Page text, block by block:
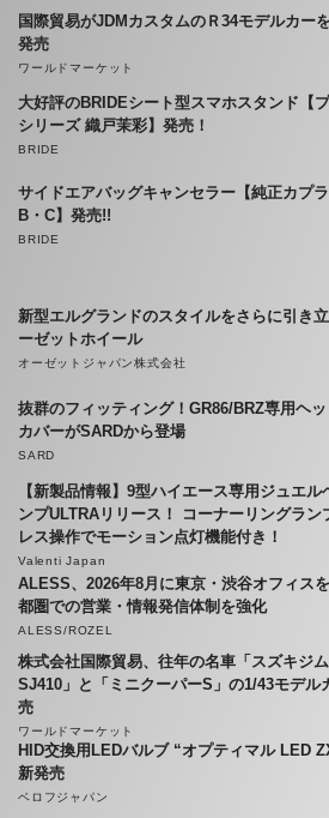
国際貿易がJDMカスタムのＲ34モデルカー
発売
ワールドマーケット
大好評のBRIDEシート型スマホスタンド【
シリーズ 織戸茉彩】発売！
BRIDE
サイドエアバッグキャンセラー【純正カプ
B・C】発売!!
BRIDE
新型エルグランドのスタイルをさらに引き
ーゼットホイール
オーゼットジャパン株式会社
抜群のフィッティング！GR86/BRZ専用ヘッ
カバーがSARDから登場
SARD
【新製品情報】9型ハイエース専用ジュエル
ンプULTRAリリース！ コーナーリングラン
レス操作でモーション点灯機能付き！
Valenti Japan
ALESS、2026年8月に東京・渋谷オフィス
都圏での営業・情報発信体制を強化
ALESS/ROZEL
株式会社国際貿易、往年の名車「スズキジ
SJ410」と「ミニクーパーS」の1/43モデル
売
ワールドマーケット
HID交換用LEDバルブ “オプティマル LED
新発売
ベロフジャパン